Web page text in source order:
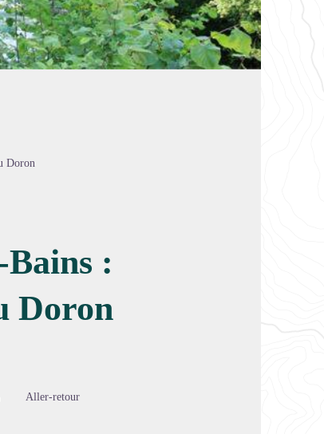
plein écran
Doron
Bains :
Doron
Aller-retour